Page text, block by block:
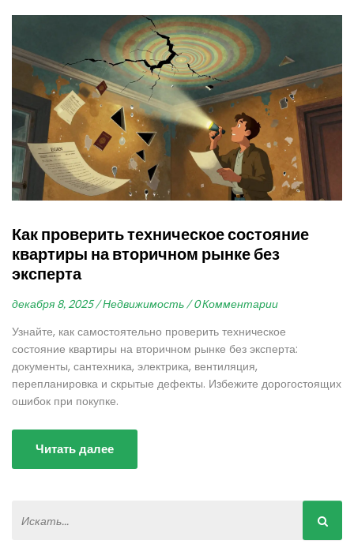
Как проверить техническое состояние
квартиры на вторичном рынке без
эксперта
декабря 8, 2025 / Недвижимость / 0 Комментарии
Узнайте, как самостоятельно проверить техническое
состояние квартиры на вторичном рынке без эксперта:
документы, сантехника, электрика, вентиляция,
перепланировка и скрытые дефекты. Избежите дорогостоящих
ошибок при покупке.
Читать далее